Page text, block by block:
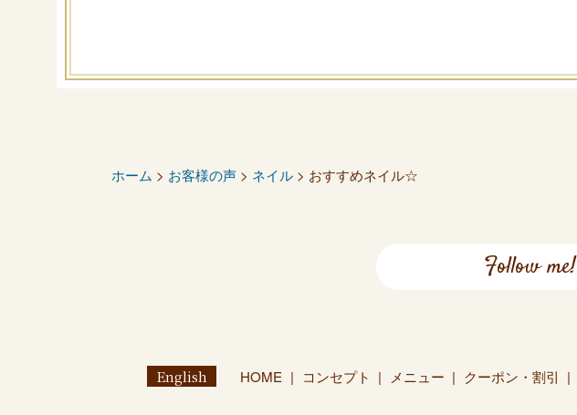
ホーム > お客様の声 > ネイル > おすすめネイル☆
Follow me!
English HOME コンセプト メニュー クーポン・割引